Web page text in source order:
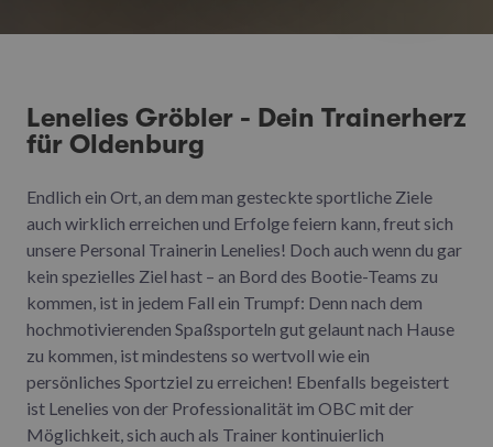
Lenelies Gröbler - Dein Trainerherz
für Oldenburg
Endlich ein Ort, an dem man gesteckte sportliche Ziele
auch wirklich erreichen und Erfolge feiern kann, freut sich
unsere Personal Trainerin Lenelies! Doch auch wenn du gar
kein spezielles Ziel hast – an Bord des Bootie-Teams zu
kommen, ist in jedem Fall ein Trumpf: Denn nach dem
hochmotivierenden Spaßsporteln gut gelaunt nach Hause
zu kommen, ist mindestens so wertvoll wie ein
persönliches Sportziel zu erreichen! Ebenfalls begeistert
ist Lenelies von der Professionalität im OBC mit der
Möglichkeit, sich auch als Trainer kontinuierlich